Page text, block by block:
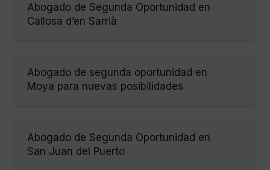
Abogado de Segunda Oportunidad en
Callosa d’en Sarrià
Abogado de segunda oportunidad en
Moya para nuevas posibilidades
Abogado de Segunda Oportunidad en
San Juan del Puerto